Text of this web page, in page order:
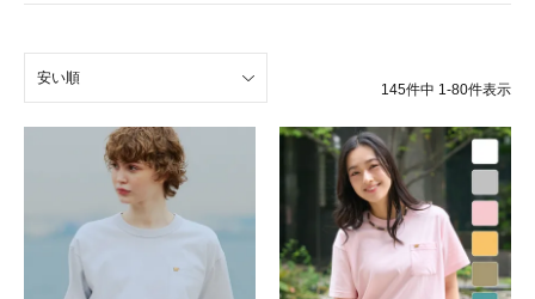
安い順
145件中 1 -80件表示